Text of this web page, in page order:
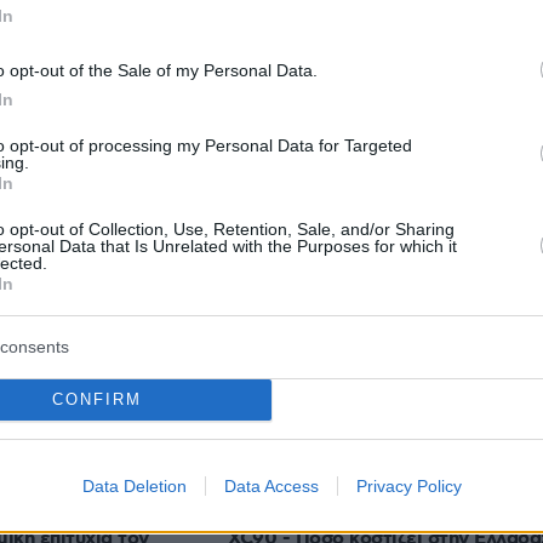
opt-out of the Sale of my Personal Data.
opt-out of processing my Personal Data for Targeted
opt-out of Collection, Use, Retention, Sale, and/or Sharing
Data that Is Unrelated with the Purposes for which it
CONFIRM
Data Deletion Data Access Privacy Policy
στοProtothema.gr
μόνο το κρέας –
με πρωτεΐνη
σας
Σε αυτή τη χώρα όλα τα νέα
αυτοκίνητα είναι ηλεκτρικά
πριν 23 λεπτά